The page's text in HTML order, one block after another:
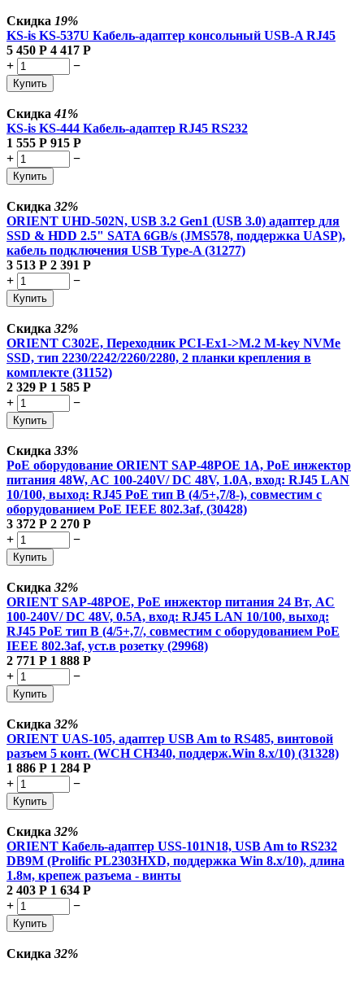
Скидка 19%
KS-is KS-537U Кабель-адаптер консольный USB-A RJ45
5 450 Р 4 417 Р
+
−
Купить
Скидка41%
KS-is KS-444 Кабель-адаптер RJ45 RS232
1 555 Р 915 Р
+
−
Купить
Скидка 32%
ORIENT UHD-502N, USB 3.2 Gen1 (USB 3.0) адаптер для
SSD & HDD 2.5" SATA 6GB/s (JMS578, поддержка UASP),
кабель подключения USB Type-A (31277)
3 513 Р 2 391 Р
+
−
Купить
Скидка 32%
ORIENT C302E, Переходник PCI-Ex1->M.2 M-key NVMe
SSD, тип 2230/2242/2260/2280, 2 планки крепления в
комплекте (31152)
2 329 Р 1 585 Р
+
−
Купить
Скидка 33%
PoE оборудование ORIENT SAP-48POE 1A, PoE инжектор
питания 48W, AC 100-240V/ DC 48V, 1.0A, вход: RJ45 LAN
10/100, выход: RJ45 PoE тип B (4/5+,7/8-), совместим с
оборудованием PoE IEEE 802.3af, (30428)
3 372 Р 2 270 Р
+
−
Купить
Скидка 32%
ORIENT SAP-48POE, PoE инжектор питания 24 Вт, AC
100-240V/ DC 48V, 0.5A, вход: RJ45 LAN 10/100, выход:
RJ45 PoE тип B (4/5+,7/, совместим с оборудованием PoE
IEEE 802.3af, уст.в розетку (29968)
2 771 Р 1 888 Р
+
−
Купить
Скидка 32%
ORIENT UAS-105, адаптер USB Am to RS485, винтовой
разъем 5 конт. (WCH CH340, поддерж.Win 8.x/10) (31328)
1 886 Р 1 284 Р
+
−
Купить
Скидка 32%
ORIENT Кабель-адаптер USS-101N18, USB Am to RS232
DB9M (Prolific PL2303HXD, поддержка Win 8.x/10), длина
1.8м, крепеж разъема - винты
2 403 Р 1 634 Р
+
−
Купить
Скидка 32%